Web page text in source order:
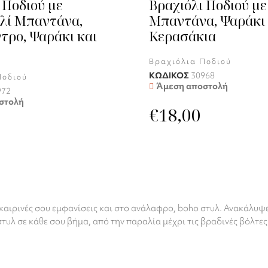
με
Μπαντάνα,
Ψαράκι και
Βραχιόλι Ποδιού
Μπαντάνα, Ψαράκι
Κερασάκια
Βραχιόλια Ποδιού
ΚΩΔΙΚΟΣ 30968
Άμεση αποστολή
€18,00
σου εμφανίσεις και στο ανάλαφρο, boho στυλ.
σε κάθε σου βήμα, από την παραλία μέχρι τις βραδινές